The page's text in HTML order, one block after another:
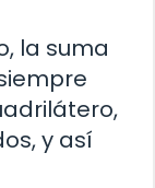
la suma
y así